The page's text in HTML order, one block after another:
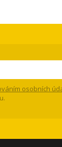
osobních